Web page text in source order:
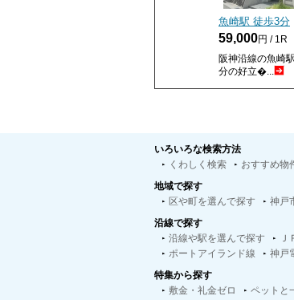
魚崎駅 徒歩3分
59,000円 / 1R
阪神沿線の魚崎
分の好立�...
いろいろな検索方法
くわしく検索
おすすめ物
地域で探す
区や町を選んで探す
神戸
沿線で探す
沿線や駅を選んで探す
Ｊ
ポートアイランド線
神戸
特集から探す
敷金・礼金ゼロ
ペットと